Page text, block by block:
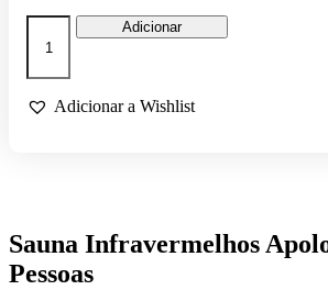
Quantidade
INFRAVERMELHOS
APOLO
Adicionar
Adicionar a Wishlist
Sauna Infravermelhos
Pessoas